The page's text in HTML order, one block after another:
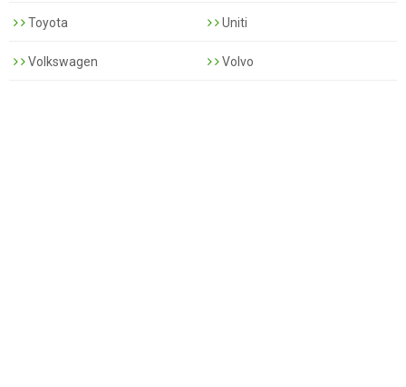
Toyota Uniti
Volkswagen Volvo